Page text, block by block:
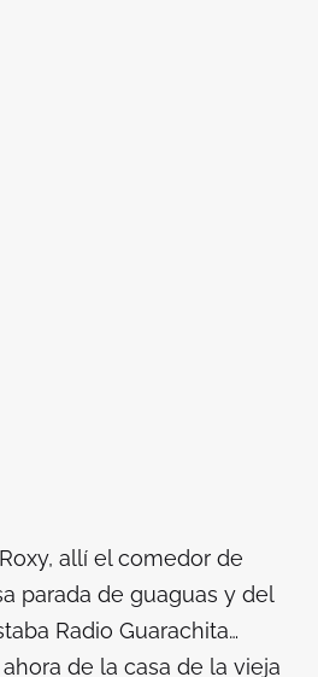
allí el comedor de
parada de guaguas y del
Radio Guarachita…
de la casa de la vieja